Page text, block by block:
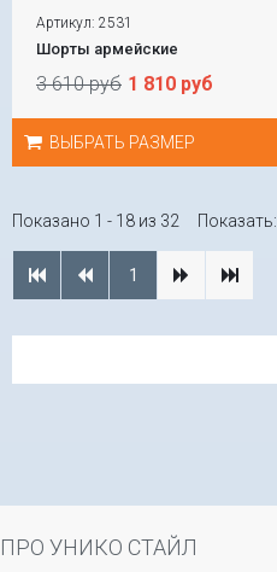
Артикул: 2531
Шорты армейские
3 610 руб 1 810 руб
ВЫБРАТЬ РАЗМЕР
Показано 1 - 18 из 32 Показать:
1
ПРО УНИКО СТАЙЛ